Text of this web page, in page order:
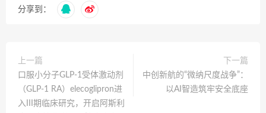
分享到：
上一篇
口服小分子GLP-1受体激动剂
（GLP-1 RA）elecoglipron进
入III期临床研究，开启阿斯利
下一篇
中创新航的“微纳尺度战争”：
以AI智造筑牢安全底座